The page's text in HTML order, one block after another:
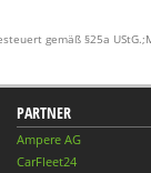
gemäß §25a
PARTNER
Ampere AG
CarFleet24